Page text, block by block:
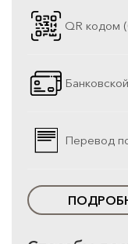
QR кодом
Перевод